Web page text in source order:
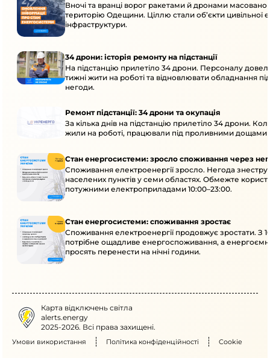
Вночі та вранці ворог ракетами й дронами масовано
територію Одещини. Ціллю стали об’єкти цивільної
інфраструктури.
34 дрони: історія ремонту на підстанції
На підстанцію прилетіло 34 дрони. Персоналу
тижні жити на роботі та відновлювати обладнання під
негоди.
Ремонт підстанції: 34 дрони та окупація
За кілька днів на підстанцію прилетіло 34 дрони.
жили на роботі, працювали під проливними дощами
Стан енергосистеми: зросло споживання через
Споживання електроенергії зросло. Негода
населених пунктів у семи областях. Обмежте
потужними електроприладами 10:00–23:00.
Стан енергосистеми: споживання зростає
Споживання електроенергії продовжує зростати. З
потрібне ощадливе енергоспоживання, а
просять перенести на нічні години.
Карта відключень світла
alerts.energy
2025-2026. Всі права захищені.
Умови використання Політика конфіденційності Cookie